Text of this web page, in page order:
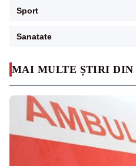
MAI MULTE ȘTIRI DIN
Sport
Sanatate